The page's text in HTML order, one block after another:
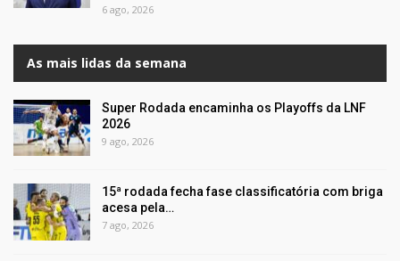
6 ago, 2026
As mais lidas da semana
Super Rodada encaminha os Playoffs da LNF
2026
9 ago, 2026
15ª rodada fecha fase classificatória com briga
acesa pela…
7 ago, 2026